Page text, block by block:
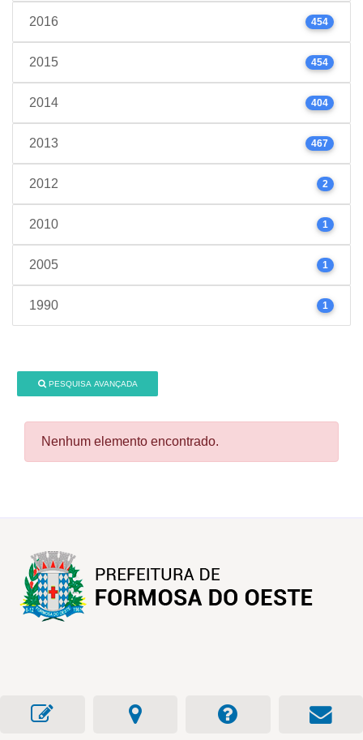
2016 454
2015 454
2014 404
2013 467
2012 2
2010 1
2005 1
1990 1
PESQUISA AVANÇADA
Nenhum elemento encontrado.